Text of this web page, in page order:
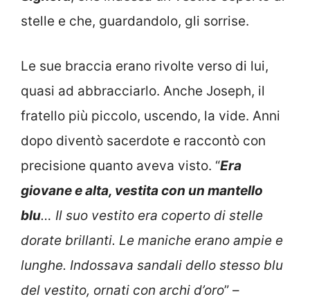
stelle e che, guardandolo, gli sorrise.
Le sue braccia erano rivolte verso di lui,
quasi ad abbracciarlo. Anche Joseph, il
fratello più piccolo, uscendo, la vide. Anni
dopo diventò sacerdote e raccontò con
precisione quanto aveva visto. “Era
giovane e alta, vestita con un mantello
blu… Il suo vestito era coperto di stelle
dorate brillanti. Le maniche erano ampie e
lunghe. Indossava sandali dello stesso blu
del vestito, ornati con archi d’oro” –